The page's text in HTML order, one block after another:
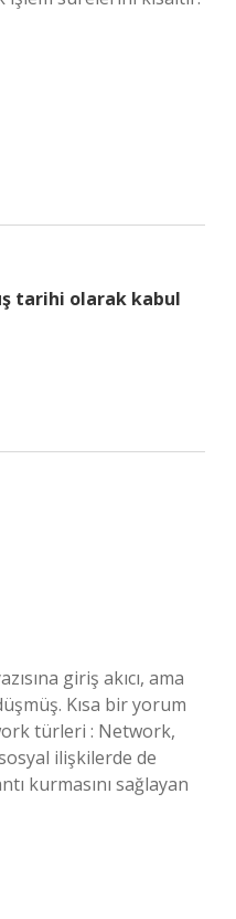
tarihi olarak kabul
giriş akıcı, ama
Kısa bir yorum
türleri : Network,
ilişkilerde de
kurmasını sağlayan